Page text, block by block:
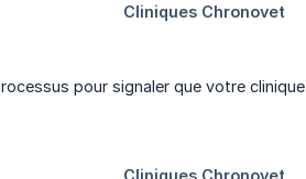
pour signaler que votre